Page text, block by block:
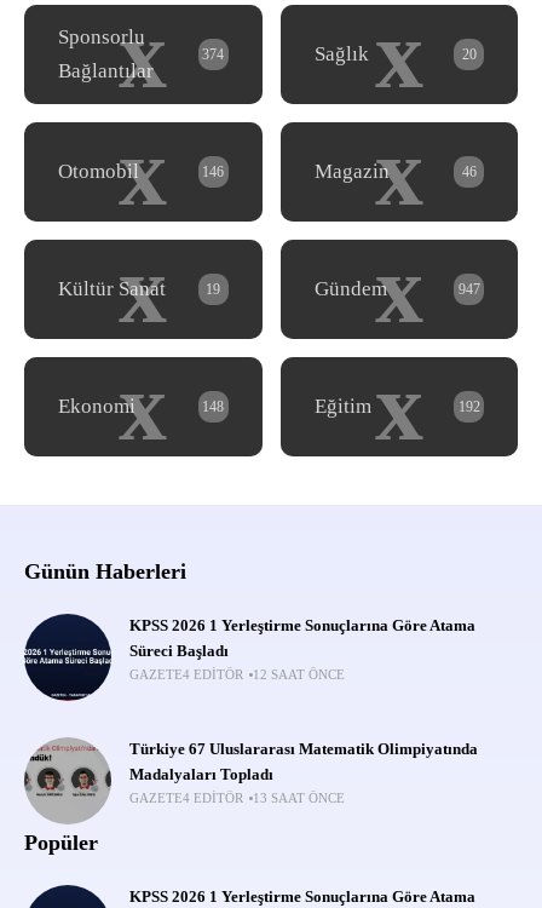
x
Sponsorlu
Bağlantılar
374 x
Sağlık 20
x
Otomobil 146 x
Magazin 46
x
Kültür Sanat 19 x
Gündem 947
x
Ekonomi 148 x
Eğitim 192
Günün Haberleri
KPSS 2026 1 Yerleştirme Sonuçlarına Göre Atama
Süreci Başladı
GAZETE4 EDITÖR 12 SAAT ÖNCE
Türkiye 67 Uluslararası Matematik Olimpiyatında
Madalyaları Topladı
GAZETE4 EDITÖR 13 SAAT ÖNCE
Popüler
KPSS 2026 1 Yerleştirme Sonuçlarına Göre Atama